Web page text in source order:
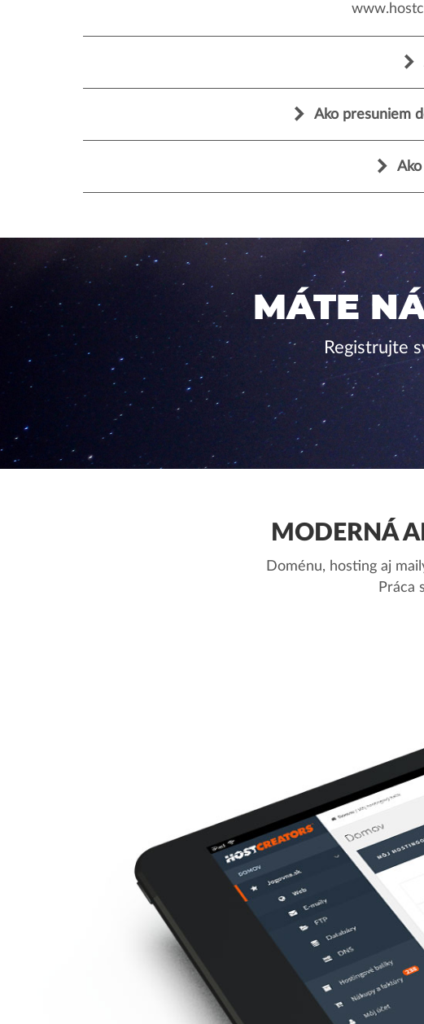
Ako presuniem
MÁTE
Registrujte
MODERNÁ
Doménu, hosting aj
Práca s